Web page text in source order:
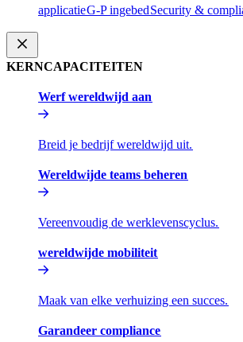
applicatie​​G-P ingebed​​Security &
KERNCAPACITEITEN​​
Werf wereldwijd aan​​
Breid je bedrijf wereldwijd uit.​​
Wereldwijde teams beheren​​
Vereenvoudig de werklevenscyclus.​​
wereldwijde mobiliteit​​
Maak van elke verhuizing een succes.​​
Garandeer compliance​​